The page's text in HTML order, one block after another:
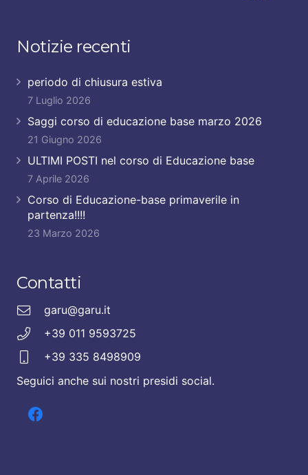
Notizie recenti
periodo di chiusura estiva
7 Luglio 2026
Saggi corso di educazione base marzo 2026
21 Giugno 2026
ULTIMI POSTI nel corso di Educazione base
7 Aprile 2026
Corso di Educazione-base primaverile in
partenza!!!!
23 Marzo 2026
Contatti
garu@garu.it
+39 011 9593725
+39 335 8498909
Seguici anche sui nostri presidi social.